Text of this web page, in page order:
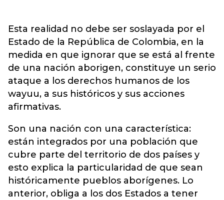
Esta realidad no debe ser soslayada por el
Estado de la República de Colombia, en la
medida en que ignorar que se está al frente
de una nación aborigen, constituye un serio
ataque a los derechos humanos de los
wayuu, a sus históricos y sus acciones
afirmativas.
Son una nación con una característica:
están integrados por una población que
cubre parte del territorio de dos países y
esto explica la particularidad de que sean
históricamente pueblos aborígenes. Lo
anterior, obliga a los dos Estados a tener